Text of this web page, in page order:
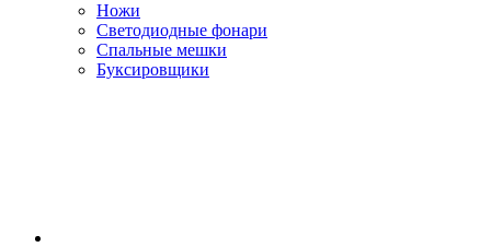
Ножи
Светодиодные фонари
Спальные мешки
Буксировщики